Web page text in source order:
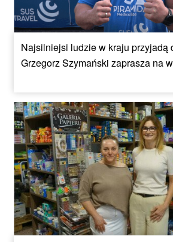
Najsilniejsi ludzie w kraju przyjadą
Grzegorz Szymański zaprasza na